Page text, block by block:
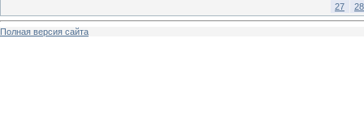
27
28
Полная версия сайта